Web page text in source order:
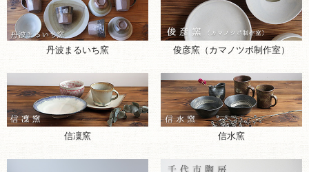
信凜窯 信水窯
信行窯 千代市陶房